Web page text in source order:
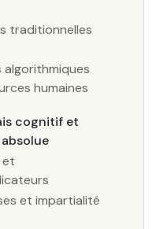
traditionnelles
humaines
cognitif et
et
et impartialité